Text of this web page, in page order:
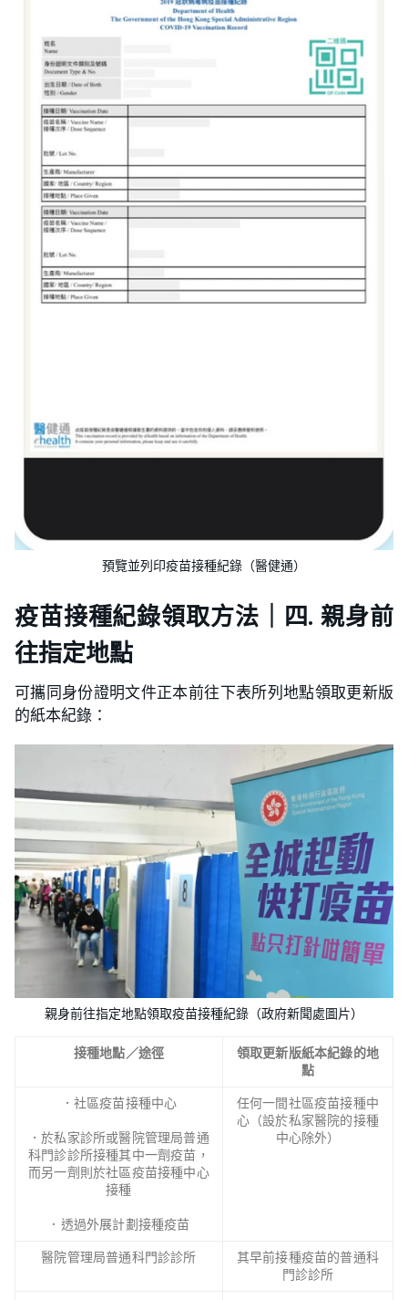
預覽並列印疫苗接種紀錄（醫健通）
疫苗接種紀錄領取方法｜四. 親身前
往指定地點
可攜同身份證明文件正本前往下表所列地點領取更新版
的紙本紀錄：
親身前往指定地點領取疫苗接種紀錄（政府新聞處圖片）
接種地點／途徑
領取更新版紙本紀錄的地
點
．社區疫苗接種中心
．於私家診所或醫院管理局普通
科門診診所接種其中一劑疫苗，
而另一劑則於社區疫苗接種中心
接種
．透過外展計劃接種疫苗
任何一間社區疫苗接種中
心（設於私家醫院的接種
中心除外）
醫院管理局普通科門診診所
其早前接種疫苗的普通科
門診診所